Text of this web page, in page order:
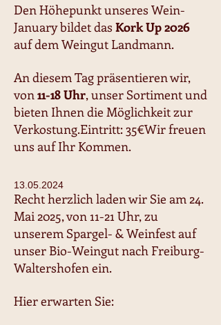
Den Höhepunkt unseres Wein-
January bildet das Kork Up 2026
auf dem Weingut Landmann.
An diesem Tag präsentieren wir,
von11-18 Uhr, unser Sortiment und
bieten Ihnen die Möglichkeit zur
Verkostung.Eintritt: 35€Wir freuen
uns auf Ihr Kommen.
13.05.2024
Recht herzlich laden wir Sie am 24.
Mai 2025, von 11-21 Uhr, zu
unserem Spargel- & Weinfest auf
unser Bio-Weingut nach Freiburg-
Waltershofen ein.
Hier erwarten Sie: